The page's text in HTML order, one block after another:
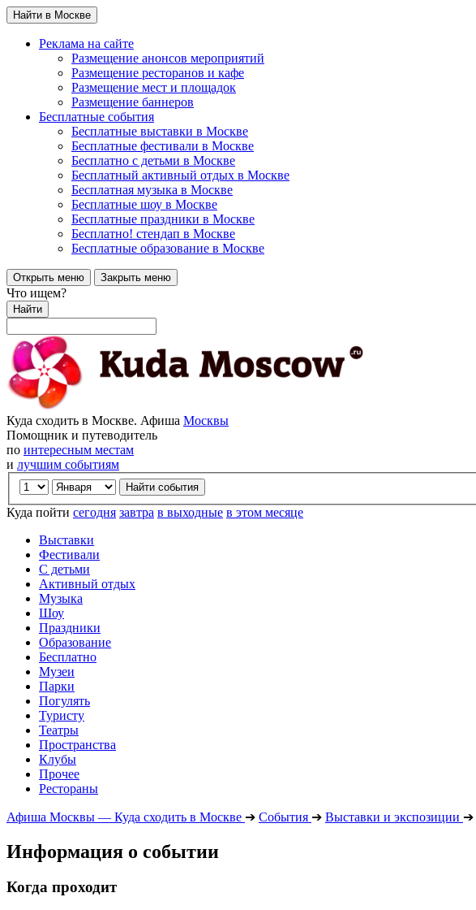
Найти в Москве
Реклама на сайте
Размещение анонсов мероприятий
Размещение ресторанов и кафе
Размещение мест и площадок
Размещение баннеров
Бесплатные события
Бесплатные выставки в Москве
Бесплатные фестивали в Москве
Бесплатно с детьми в Москве
Бесплатный активный отдых в Москве
Бесплатная музыка в Москве
Бесплатные шоу в Москве
Бесплатные праздники в Москве
Бесплатно! стендап в Москве
Бесплатные образование в Москве
Открыть меню Закрыть меню
Что ищем?
Найти
Куда сходить в Москве. Афиша Москвы
Помощник и путеводитель
по интересным местам
и лучшим событиям
Куда пойти сегодня завтра в выходные в этом месяце
Выставки
Фестивали
С детьми
Активный отдых
Музыка
Шоу
Праздники
Образование
Бесплатно
Музеи
Парки
Погулять
Туристу
Театры
Пространства
Клубы
Прочее
Рестораны
Афиша Москвы — Куда сходить в Москве ➔ События ➔ Выставки и экспозиции ➔
Информация о событии
Когда проходит